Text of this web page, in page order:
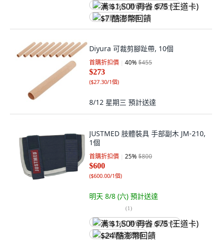
满 $1,500 再省 $75 (王道卡)
$7 酷澎幣回饋
Diyura 可裁剪腳趾帶, 10個
首購折扣價 40%$455
$273
($27.30/1個)
8/12 星期三 預計送達
JUSTMED 肢體裝具 手部副木 JM-210,
1個
首購折扣價 25%$800
$600
($600.00/1個)
明天 8/8 (六) 預計送達
(1)
满 $1,500 再省 $75 (王道卡)
$24 酷澎幣回饋